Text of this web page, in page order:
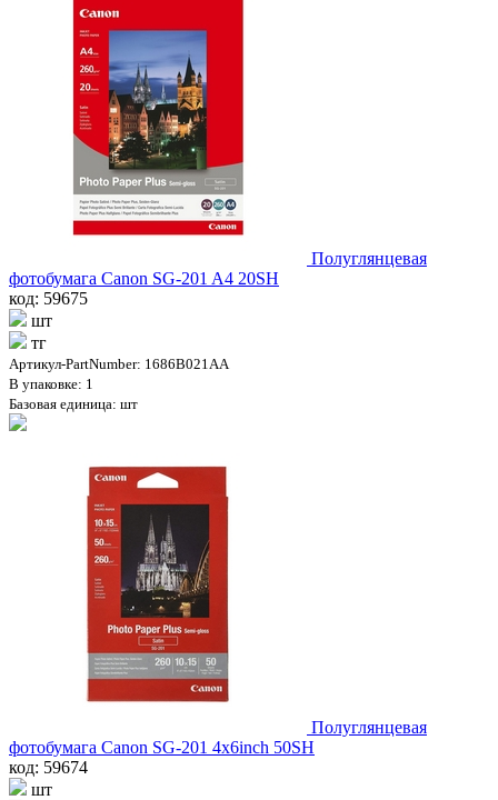
Полуглянцевая
фотобумага Canon SG-201 A4 20SH
код: 59675
шт
тг
Артикул-PartNumber: 1686B021AA
В упаковке: 1
Базовая единица: шт
Полуглянцевая
фотобумага Canon SG-201 4x6inch 50SH
код: 59674
шт